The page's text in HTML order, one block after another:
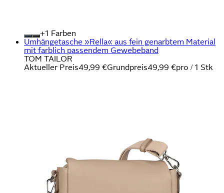
+
Farben
Umhängetasche »Rella« aus fein genarbtem Material
mit farblich passendem Gewebeband
TOM TAILOR
Aktueller Preis49,99 €Grundpreis49,99 €pro / 1 Stk